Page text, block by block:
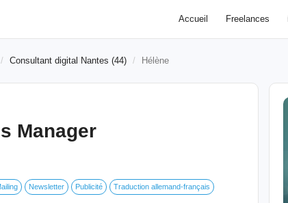
Accueil Freelances
Consultant digital Nantes (44) Hélène
Manager
Newsletter Publicité Traduction allemand-français